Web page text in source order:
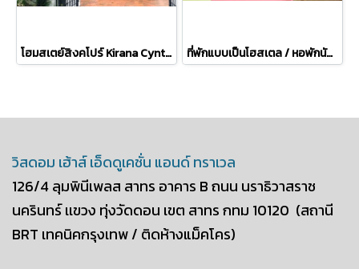
โฮมสเตย์สิงคโปร์ Kirana Cynthia Chin @ Kovan และ Teacher Gwen ที่พักแบบเป็นโฮสเตล / หอพักนักเรียน E & S Singapore
วิสดอม เฮ้าส์ เอ็ดดูเคชั่น แอนด์ ทราเวล
126/4 ลุมพินีเพลส สาทร อาคาร Bถนน นราธิวาสราช
นครินทร์ เเขวง ทุ่งวัดดอน เขต สาทร กทม 10120 (สถานี
BRT เทคนิคกรุงเทพ / ติดห้างแม็คโคร)